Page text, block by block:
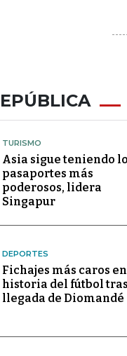
TURISMO
Asia sigue teniendo
pasaportes más
poderosos, lidera
Singapur
DEPORTES
Fichajes más caros
historia del fútbol
llegada de Diomandé